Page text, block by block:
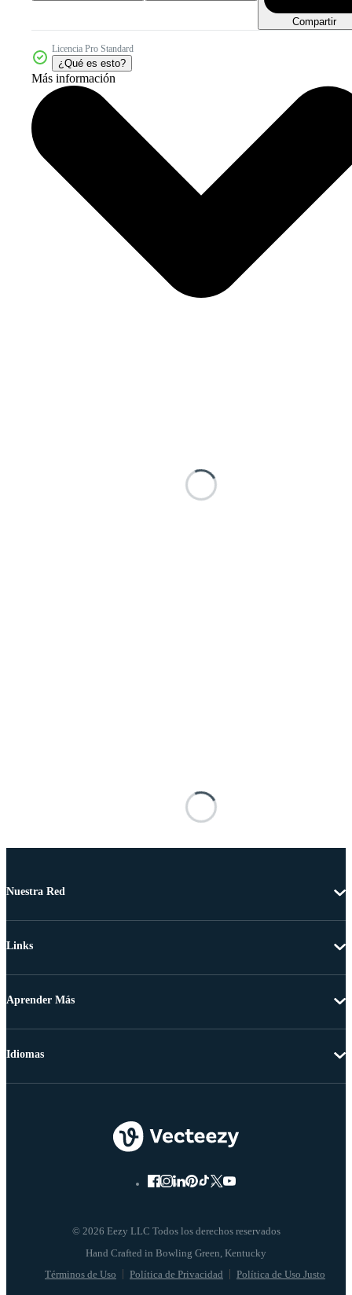
Compartir
Licencia Pro Standard
¿Qué es esto?
Más información
Nuestra Red
Links
Aprender Más
© 2026 Eezy LLC Todos los derechos reservados
Términos de Uso Política de Privacidad Política de Uso Justo
Idiomas